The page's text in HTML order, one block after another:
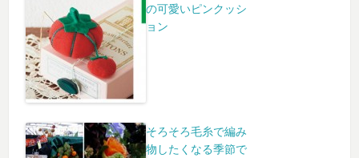
の可愛いピンクッシ
ョン
そろそろ毛糸で編み
物したくなる季節で